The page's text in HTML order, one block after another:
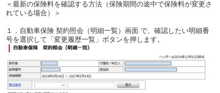
＜最新の保険料を確認する方法（保険期間の途中で保険料が変更さ
れている場合）＞
１．自動車保険 契約照会（明細一覧）画面 で、確認したい明細番
号を選択して「変更履歴一覧」ボタンを押します。